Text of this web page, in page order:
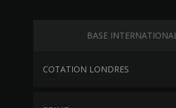
BASE
COTATION LONDRES